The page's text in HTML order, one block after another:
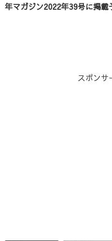
年マガジン2022年39号に掲載
スポンサ